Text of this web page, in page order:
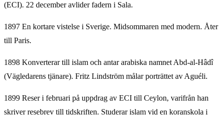
(ECI). 22 december avlider fadern i Sala.
1897 En kortare vistelse i Sverige. Midsommaren med modern. Åter
till Paris.
1898 Konverterar till islam och antar arabiska namnet Abd-al-Hâdî
(Vägledarens tjänare). Fritz Lindström målar porträttet av Aguéli.
1899 Reser i februari på uppdrag av ECI till Ceylon, varifrån han
skriver resebrev till tidskriften. Studerar islam vid en koranskola i